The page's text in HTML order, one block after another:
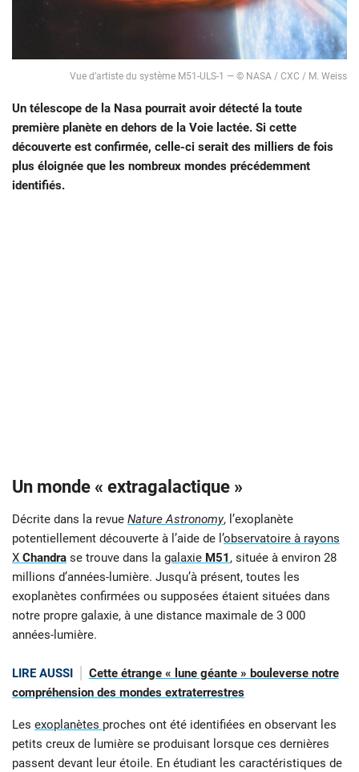
Vue d’artiste du système M51-ULS-1 — © NASA / CXC / M. Weiss
Un télescope de la Nasa pourrait avoir détecté la toute
première planète en dehors de la Voie lactée. Si cette
découverte est confirmée, celle-ci serait des milliers de fois
plus éloignée que les nombreux mondes précédemment
identifiés.
Un monde « extragalactique »
Décrite dans la revue Nature Astronomy, l’exoplanète
potentiellement découverte à l’aide de l’observatoire à rayons
X Chandra se trouve dans la galaxie M51 , située à environ 28
millions d’années-lumière. Jusqu’à présent, toutes les
exoplanètes confirmées ou supposées étaient situées dans
notre propre galaxie, à une distance maximale de 3 000
années-lumière.
LIRE AUSSI
Cette étrange « lune géante » bouleverse notre
compréhension des mondes extraterrestres
Les exoplanètes proches ont été identifiées en observant les
petits creux de lumière se produisant lorsque ces dernières
passent devant leur étoile. En étudiant les caractéristiques de